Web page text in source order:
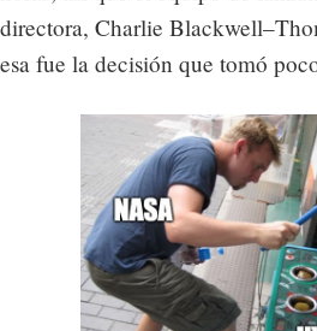
directora, Charlie
esa fue la decisión que tomó